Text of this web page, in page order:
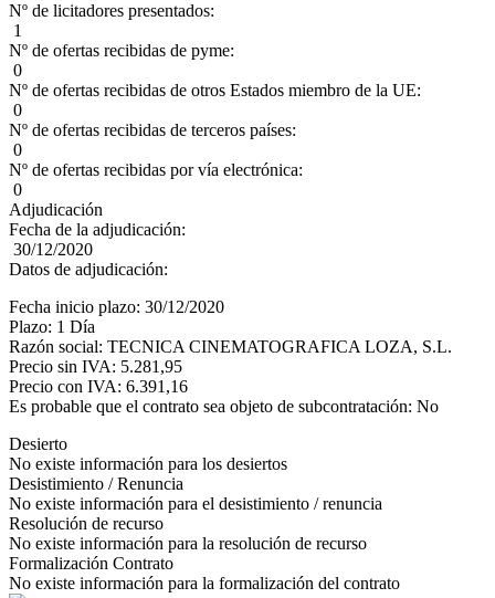
Nº de licitadores presentados:
1
Nº de ofertas recibidas de pyme:
0
Nº de ofertas recibidas de otros Estados miembro de la UE:
0
Nº de ofertas recibidas de terceros países:
0
Nº de ofertas recibidas por vía electrónica:
0
Adjudicación
Fecha de la adjudicación:
30/12/2020
Datos de adjudicación:
Fecha inicio plazo: 30/12/2020
Plazo: 1 Día
Razón social: TECNICA CINEMATOGRAFICA LOZA, S.L.
Precio sin IVA: 5.281,95
Precio con IVA: 6.391,16
Es probable que el contrato sea objeto de subcontratación: No
Desierto
No existe información para los desiertos
Desistimiento / Renuncia
No existe información para el desistimiento / renuncia
Resolución de recurso
No existe información para la resolución de recurso
Formalización Contrato
No existe información para la formalización del contrato